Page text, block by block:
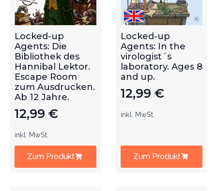
Locked-up
Agents: Die
Bibliothek des
Hannibal Lektor.
Escape Room
zum Ausdrucken.
Ab 12 Jahre.
12,99 €
inkl. MwSt.
Zum Produkt
Locked-up
Agents: In the
virologist´s
laboratory. Ages 8
and up.
12,99 €
inkl. MwSt.
Zum Produkt